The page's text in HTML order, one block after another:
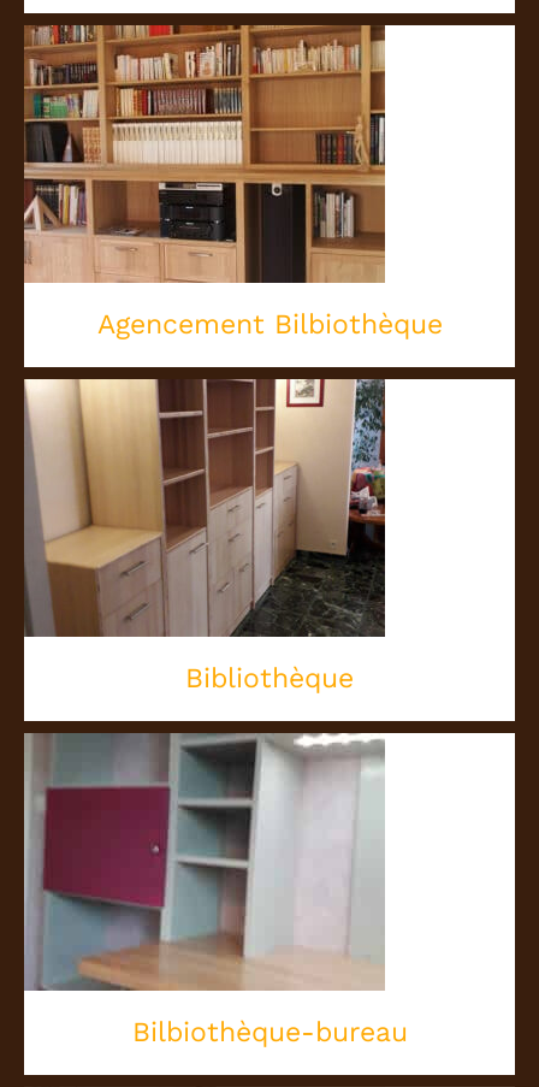
Agencement Bilbiothèque
Agencement Bilbiothèque
Bibliothèque
Bibliothèque
Bilbiothèque-bureau
Bilbiothèque-bureau